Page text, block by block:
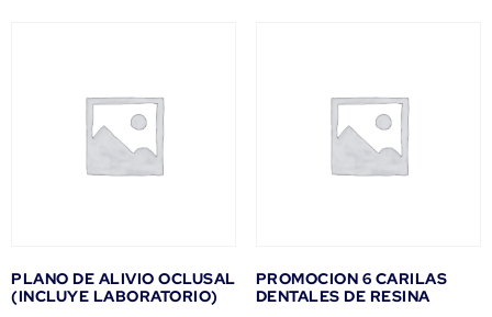
PLANO DE ALIVIO OCLUSAL
(INCLUYE LABORATORIO)
PROMOCION 6 CARILAS
DENTALES DE RESINA